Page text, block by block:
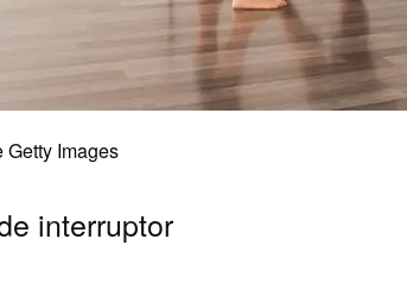
Getty Images
interruptor